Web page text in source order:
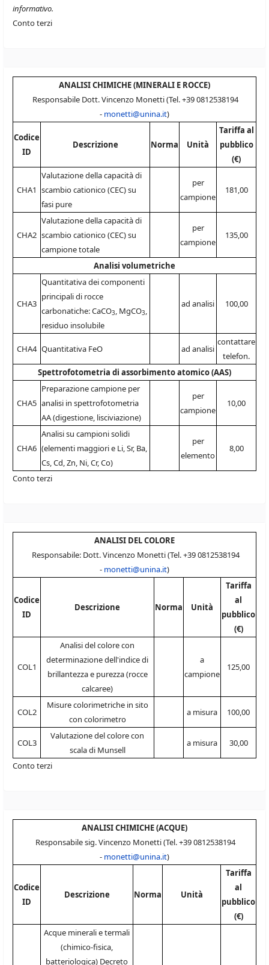
informativo.
Conto terzi
ANALISI CHIMICHE (MINERALI E ROCCE)
Responsabile Dott. Vincenzo Monetti (Tel. +39 0812538194
- monetti@unina.it)
Codice
ID
Descrizione Norma Unità
Tariffa al
pubblico
(€)
CHA1
Valutazione della capacità di
scambio cationico (CEC) su
fasi pure
per
campione
181,00
CHA2
Valutazione della capacità di
scambio cationico (CEC) su
campione totale
per
campione
135,00
Analisi volumetriche
CHA3
Quantitativa dei componenti
principali di rocce
carbonatiche: CaCO3, MgCO3,
residuo insolubile
ad analisi 100,00
CHA4 Quantitativa FeO ad analisi
contattare
telefon.
Spettrofotometria di assorbimento atomico (AAS)
CHA5
Preparazione campione per
analisi in spettrofotometria
AA (digestione, lisciviazione)
per
campione
10,00
CHA6
Analisi su campioni solidi
(elementi maggiori e Li, Sr, Ba,
Cs, Cd, Zn, Ni, Cr, Co)
per
elemento
8,00
Conto terzi
ANALISI DEL COLORE
Responsabile: Dott. Vincenzo Monetti (Tel. +39 0812538194
- monetti@unina.it)
Codice
ID
Descrizione Norma Unità
Tariffa
al
pubblico
(€)
COL1
Analisi del colore con
determinazione dell'indice di
brillantezza e purezza (rocce
calcaree)
a
campione
125,00
COL2
Misure colorimetriche in sito
con colorimetro
a misura 100,00
COL3
Valutazione del colore con
scala di Munsell
a misura 30,00
Conto terzi
ANALISI CHIMICHE (ACQUE)
Responsabile sig. Vincenzo Monetti (Tel. +39 0812538194
- monetti@unina.it)
Codice
ID
Descrizione Norma Unità
Tariffa
al
pubblico
(€)
Acque minerali e termali
(chimico-fisica,
batteriologica) Decreto